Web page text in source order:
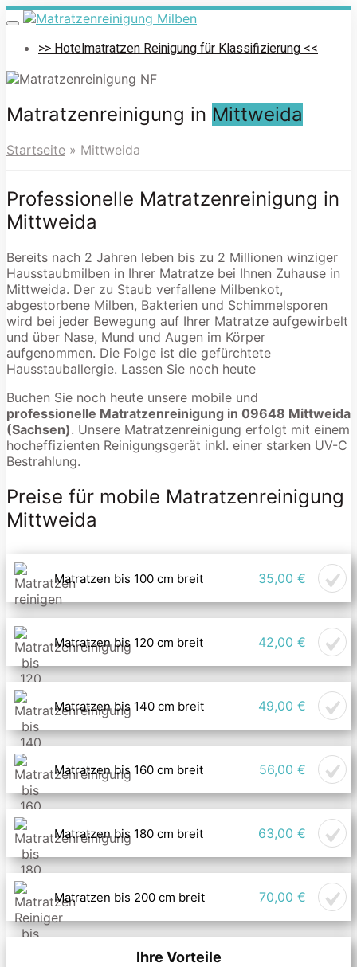
Skip
to
main
Toggle
navigation>> Hotelmatratzen Reinigung für Klassifizierung <<
Matratzenreinigung in Mittweida
Startseite » Mittweida
Professionelle Matratzenreinigung in
Mittweida
Bereits nach 2 Jahren leben bis zu 2 Millionen winziger
Hausstaubmilben in Ihrer Matratze bei Ihnen Zuhause in
Mittweida. Der zu Staub verfallene Milbenkot,
abgestorbene Milben, Bakterien und Schimmelsporen
wird bei jeder Bewegung auf Ihrer Matratze aufgewirbelt
und über Nase, Mund und Augen im Körper
aufgenommen. Die Folge ist die gefürchtete
Hausstauballergie. Lassen Sie noch heute
Buchen Sie noch heute unsere mobile und
professionelle Matratzenreinigung in 09648 Mittweida
(Sachsen). Unsere Matratzenreinigung erfolgt mit einem
hocheffizienten Reinigungsgerät inkl. einer starken UV-C
Bestrahlung.
Preise für mobile Matratzenreinigung
Mittweida
Matratzen bis 100 cm breit 35,00 €
Matratzen bis 120 cm breit 42,00 €
Matratzen bis 140 cm breit 49,00 €
Matratzen bis 160 cm breit 56,00 €
Matratzen bis 180 cm breit 63,00 €
Matratzen bis 200 cm breit 70,00 €
Ihre Vorteile